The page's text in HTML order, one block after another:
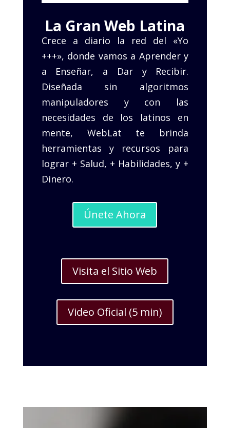
La Gran Web Latina
Crece a diario la red del «Yo
+++», donde vamos a Aprender y
a Enseñar, a Dar y Recibir.
Diseñada sin algoritmos
manipuladores y con las
necesidades de los latinos en
mente, WebLat te brinda
herramientas y recursos para
lograr + Salud, + Habilidades, y +
Dinero.
Únete Ahora
Visita el Sitio Web
Video Oficial (5 min)